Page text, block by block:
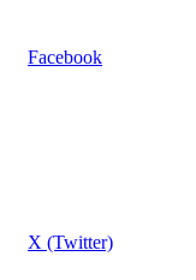
Facebook
X (Twitter)